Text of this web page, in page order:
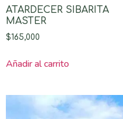
ATARDECER SIBARITA
MASTER
$165,000
Añadir al carrito